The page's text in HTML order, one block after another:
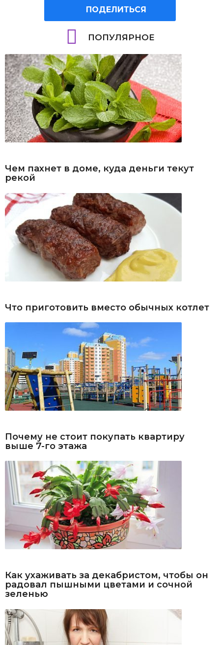
ПОДЕЛИТЬСЯ
ПОПУЛЯРНОЕ
Чем пахнет в доме, куда деньги текут
рекой
Что приготовить вместо обычных котлет
Почему не стоит покупать квартиру
выше 7-го этажа
Как ухаживать за декабристом, чтобы он
радовал пышными цветами и сочной
зеленью